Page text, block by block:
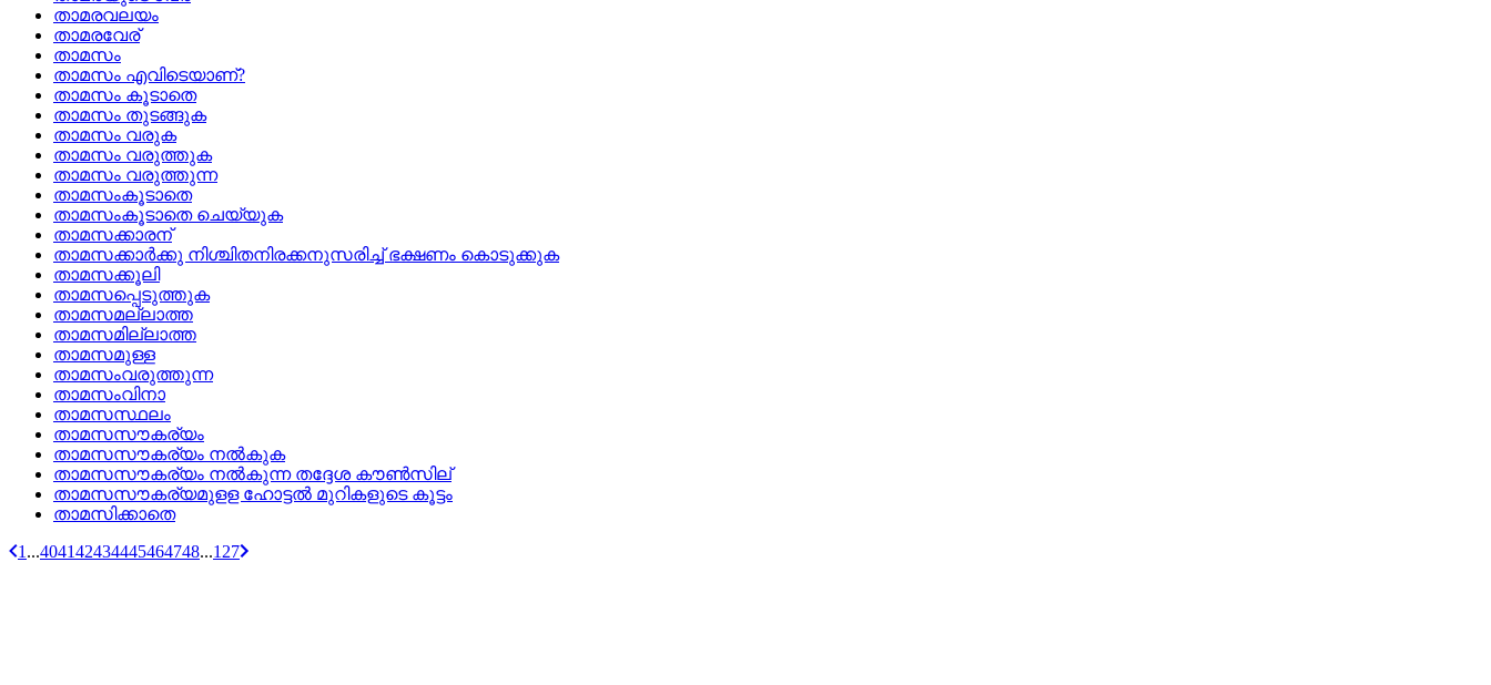
താമരവലയം
താമരവേര്
താമസം
താമസം എവിടെയാണ്‌?
താമസം കൂടാതെ
താമസം തുടങ്ങുക
താമസം വരുക
താമസം വരുത്തുക
താമസം വരുത്തുന്ന
താമസംകൂടാതെ
താമസംകൂടാതെ ചെയ്യുക
താമസക്കാരന്
താമസക്കാര്‍ക്കു നിശ്ചിതനിരക്കനുസരിച്ച്‌ ഭക്ഷണം കൊടുക്കുക
താമസക്കൂലി
താമസപ്പെടുത്തുക
താമസമല്ലാത്ത
താമസമില്ലാത്ത
താമസമുള്ള
താമസംവരുത്തുന്ന
താമസംവിനാ
താമസസ്ഥലം
താമസസൗകര്യം
താമസസൗകര്യം നല്‍കുക
താമസസൗകര്യം നല്‍കുന്ന തദ്ദേശ കൗണ്‍സില്
താമസസൗകര്യമുളള ഹോട്ടല്‍ മുറികളുടെ കൂട്ടം
താമസിക്കാതെ
1 ...404142434445464748...127